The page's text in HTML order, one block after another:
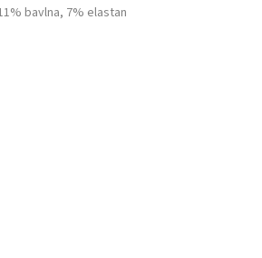
bavlna, 7% elastan